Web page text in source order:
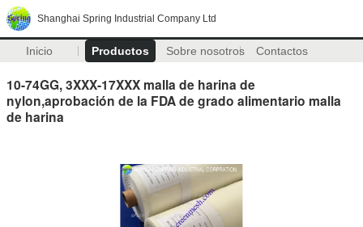
Shanghai Spring Industrial Company Ltd
Inicio Productos Sobre nosotros Contactos
10-74GG, 3XXX-17XXX malla de harina de
nylon,aprobación de la FDA de grado alimentario malla
de harina